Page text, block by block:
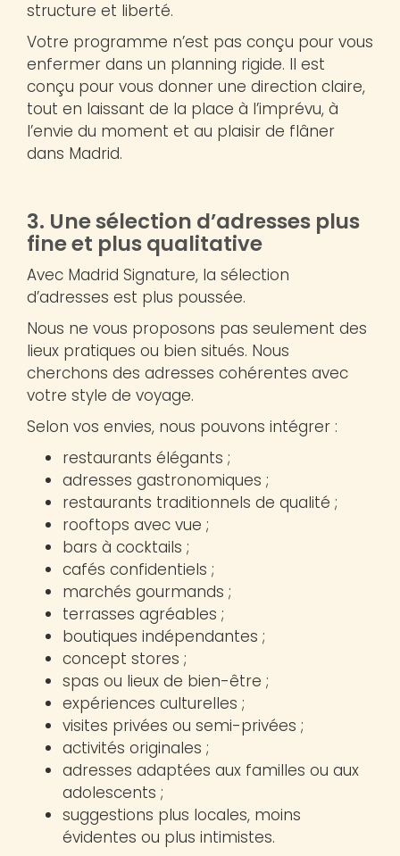
structure et liberté.
Votre programme n’est pas conçu pour vous
enfermer dans un planning rigide. Il est
conçu pour vous donner une direction claire,
tout en laissant de la place à l’imprévu, à
l’envie du moment et au plaisir de flâner
dans Madrid.
3. Une sélection d’adresses plus
fine et plus qualitative
Avec Madrid Signature, la sélection
d’adresses est plus poussée.
Nous ne vous proposons pas seulement des
lieux pratiques ou bien situés. Nous
cherchons des adresses cohérentes avec
votre style de voyage.
Selon vos envies, nous pouvons intégrer :
restaurants élégants ;
adresses gastronomiques ;
restaurants traditionnels de qualité ;
rooftops avec vue ;
bars à cocktails ;
cafés confidentiels ;
marchés gourmands ;
terrasses agréables ;
boutiques indépendantes ;
concept stores ;
spas ou lieux de bien-être ;
expériences culturelles ;
visites privées ou semi-privées ;
activités originales ;
adresses adaptées aux familles ou aux
adolescents ;
suggestions plus locales, moins
évidentes ou plus intimistes.